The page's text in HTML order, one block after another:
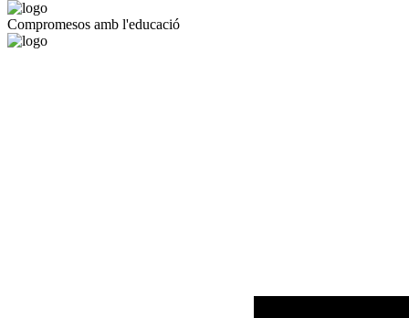
Compromesos amb l'educació